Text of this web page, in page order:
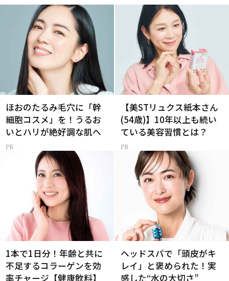
ほおのたるみ毛穴に「幹
細胞コスメ」を！うるお
いとハリが絶好調な肌へ
【美STリュクス紙本さん
(54歳)】10年以上も続い
ている美容習慣とは？
1本で1日分！年齢と共に
不足するコラーゲンを効
率チャージ【健康飲料】
ヘッドスパで「頭皮がキ
レイ」と褒められた！実
感した“水の大切さ”